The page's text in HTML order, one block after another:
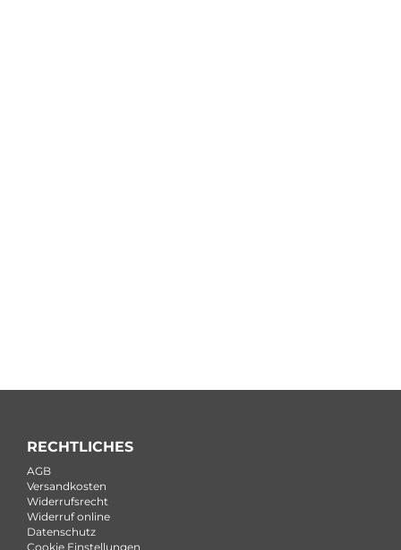
RECHTLICHES
AGB
Versandkosten
Widerrufsrecht
Widerruf online
Datenschutz
Cookie Einstellungen